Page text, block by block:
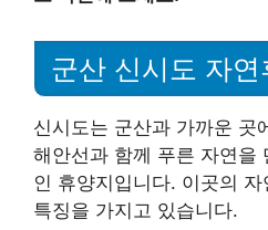
군산 신시도 자연
신시도는 군산과 가까운 곳
해안선과 함께 푸른 자연을
인 휴양지입니다. 이곳의
특징을 가지고 있습니다.